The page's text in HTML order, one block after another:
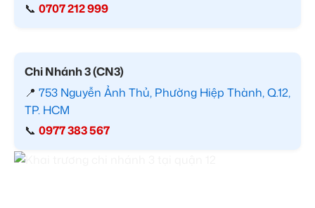
📞 0707 212 999
Chi Nhánh 3 (CN3)
📍 753 Nguyễn Ảnh Thủ, Phường Hiệp Thành, Q.12,
TP. HCM
📞 0977 383 567